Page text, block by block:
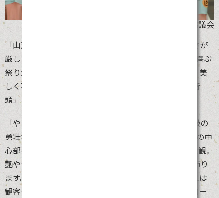
©山形県花笠協議会
「山形花笠まつり」が開催される東北地方は、冬の寒さが
厳しいエリア。8月初頭は、東北地方が短い夏を祝い、喜ぶ
祭りが集中します。その一つである山形花笠まつりは、美
しく花で飾られた笠（花笠）を手に、踊り手が「花笠音
頭」に合わせて踊るお祭りです。
「やっしょ、まかしょ」という威勢のいい掛け声と太鼓の
勇壮な音色にあわせて、1万人を超える踊り手が山形市の中
心部の1.2kmをパレードします。その群舞は華やかで壮観。
艶やかな衣装と紅花をあしらった笠が色鮮やかに街を飾り
ます。踊り手を先導する美しい山車も必見。パレードには
観客も参加できます。花笠パレード最後尾の飛び入りコー